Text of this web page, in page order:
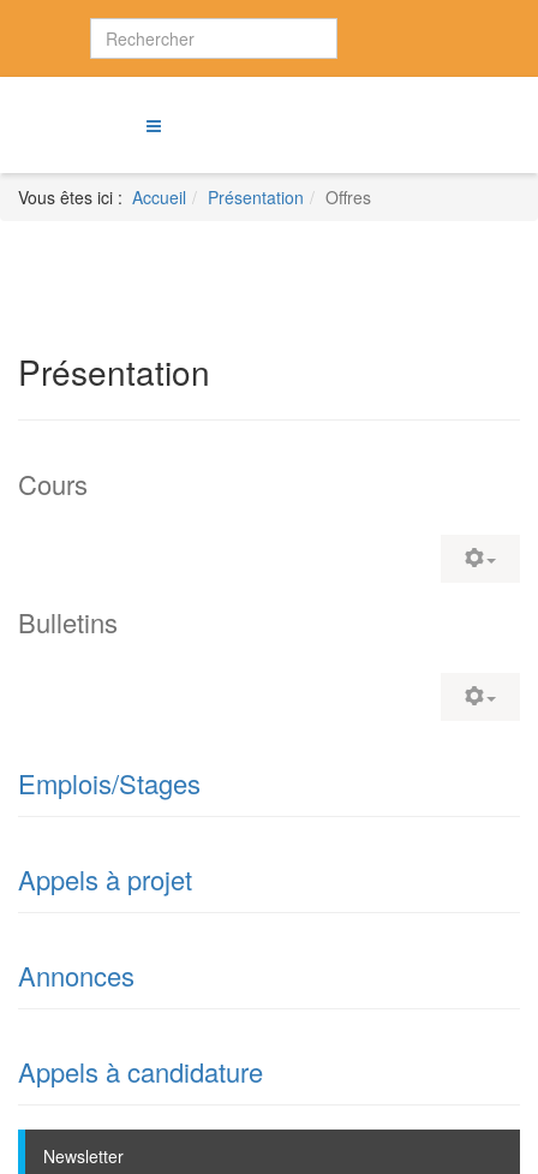
Vous êtes ici : Accueil Présentation Offres
Présentation
Cours
Bulletins
Emplois/Stages
Appels à projet
Annonces
Appels à candidature
Newsletter